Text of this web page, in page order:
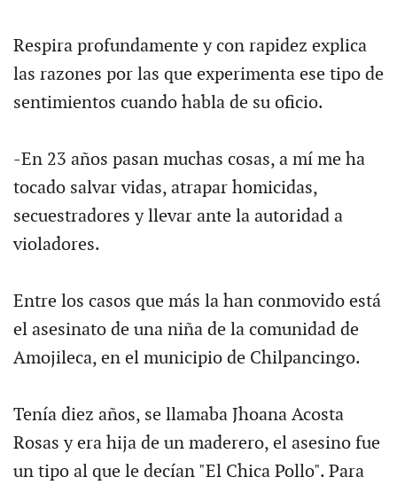
Respira profundamente y con rapidez explica
las razones por las que experimenta ese tipo de
sentimientos cuando habla de su oficio.
-En 23 años pasan muchas cosas, a mí me ha
tocado salvar vidas, atrapar homicidas,
secuestradores y llevar ante la autoridad a
violadores.
Entre los casos que más la han conmovido está
el asesinato de una niña de la comunidad de
Amojileca, en el municipio de Chilpancingo.
Tenía diez años, se llamaba Jhoana Acosta
Rosas y era hija de un maderero, el asesino fue
un tipo al que le decían "El Chica Pollo". Para